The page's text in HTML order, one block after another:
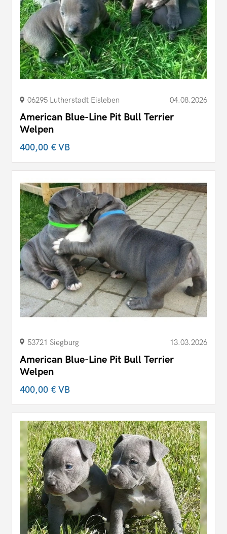
06295 Lutherstadt Eisleben 04.08.2026
American Blue-Line Pit Bull Terrier
Welpen
400,00 €VB
53721 Siegburg 13.03.2026
American Blue-Line Pit Bull Terrier
Welpen
400,00 €VB